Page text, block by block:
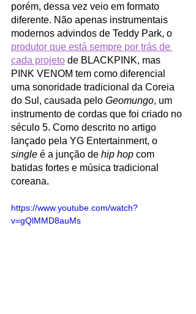
porém, dessa vez veio em formato
diferente. Não apenas instrumentais
modernos advindos de Teddy Park, o
produtor que está sempre por trás de
cada projeto de BLACKPINK, mas
PINK VENOM tem como diferencial
uma sonoridade tradicional da Coreia
do Sul, causada pelo Geomungo, um
instrumento de cordas que foi criado no
século 5. Como descrito no artigo
lançado pela YG Entertainment, o
single é a junção de hip hop com
batidas fortes e música tradicional
coreana.
https://www.youtube.com/watch?
v=gQlMMD8auMs